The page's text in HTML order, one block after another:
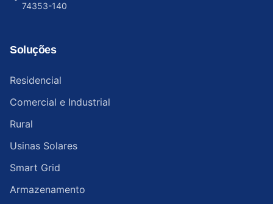
74353-140
Soluções
Residencial
Comercial e Industrial
Rural
Usinas Solares
Smart Grid
Armazenamento